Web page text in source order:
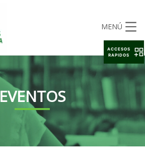
MENÚ
EVENTOS
ACCESOS
RAPIDOS